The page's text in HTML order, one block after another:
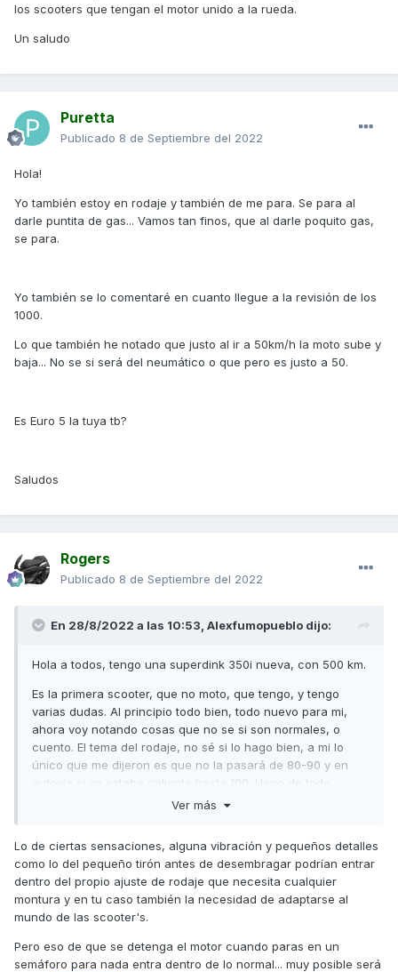
los scooters que tengan el motor unido a la rueda.
Un saludo
Puretta
Publicado 8 de Septiembre del 2022
Hola!
Yo también estoy en rodaje y también de me para. Se para al
darle puntita de gas... Vamos tan finos, que al darle poquito gas,
se para.
Yo también se lo comentaré en cuanto llegue a la revisión de los
1000.
Lo que también he notado que justo al ir a 50km/h la moto sube y
baja... No se si será del neumático o que pero es justo a 50.
Es Euro 5 la tuya tb?
Saludos
Rogers
Publicado 8 de Septiembre del 2022
En 28/8/2022 a las 10:53, Alexfumopueblo dijo:
Hola a todos, tengo una superdink 350i nueva, con 500 km.
Es la primera scooter, que no moto, que tengo, y tengo
varias dudas. Al principio todo bien, todo nuevo para mi,
ahora voy notando cosas que no se si son normales, o
cuento. El tema del rodaje, no sé si lo hago bien, a mi lo
único que me dijeron es que no la pasará de 80-90 y en
autovía si ya estaba caliente hasta 100. Hago de todo,
ciudad y autovía, pero en estos 500km he hecho trayectos
desde una distancia considerable hasta un semáforo, noto
2 cosas, la moto al final de todo, al querer entrar al ralentí
pega como un empujoncito detrás, me pregunto si es
normal o no, o no se debería notar nada, y me ha pasado
ya 3 veces, que en ese mismo momento cuando ya casi
estoy en el semáforo y la moto al ralentí, se para y me toca
volver a arrancarla.
Ver más
Lo de ciertas sensaciones, alguna vibración y pequeños detalles
como lo del pequeño tirón antes de desembragar podrían entrar
dentro del propio ajuste de rodaje que necesita cualquier
montura y en tu caso también la necesidad de adaptarse al
mundo de las scooter's.
Pero eso de que se detenga el motor cuando paras en un
semáforo para nada entra dentro de lo normal... muy posible será